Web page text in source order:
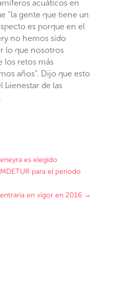
acuáticos en
“la gente que tiene un
es porque en el
no hemos sido
lo que nosotros
los retos más
años”. Dijo que esto
bienestar de las
es elegido
para el periodo
en vigor en 2016 →